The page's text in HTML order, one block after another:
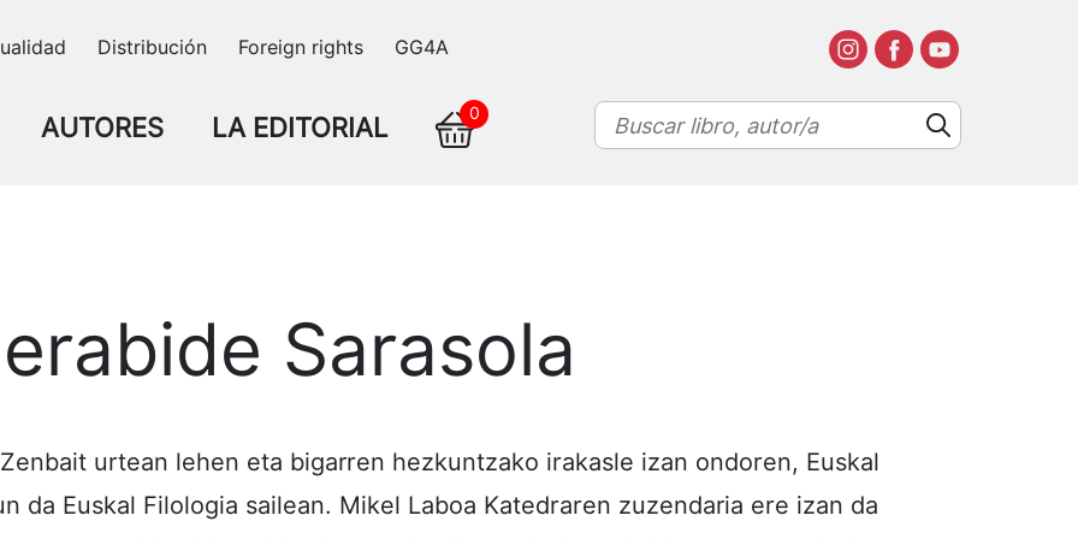
Distribución Foreign rights GG4A
AUTORES LA EDITORIAL 0
Sarasola
urtean lehen eta bigarren hezkuntzako irakasle izan ondoren, Euskal
da Euskal Filologia sailean. Mikel Laboa Katedraren zuzendaria ere izan da